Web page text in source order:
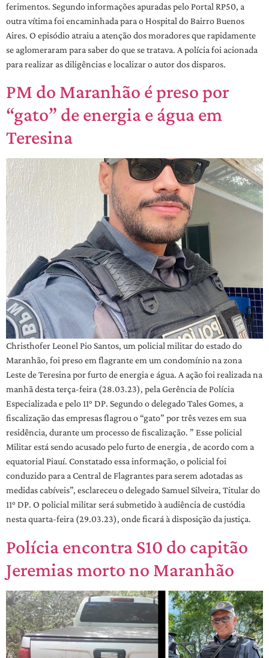
ferimentos. Segundo informações apuradas pelo Portal RP50, a
outra vítima foi encaminhada para o Hospital do Bairro Buenos
Aires. O episódio atraiu a atenção dos moradores que rapidamente
se aglomeraram para saber do que se tratava. A polícia foi acionada
para realizar as diligências e localizar o autor dos disparos.
PM do Maranhão é preso por
“gato” de energia e água em
Teresina
Christhofer Leonel Pio Santos, um policial militar do estado do
Maranhão, foi preso em flagrante em um condomínio na zona
Leste de Teresina por furto de energia e água. A ação foi realizada na
manhã desta terça-feira (28.03.23), pela Gerência de Polícia
Especializada e pelo 11° DP. Segundo o delegado Tales Gomes, a
fiscalização das empresas flagrou o “gato” por três vezes em sua
residência, durante um processo de fiscalização. ” Esse policial
Militar está sendo acusado pelo furto de energia , de acordo com a
equatorial Piauí. Constatado essa informação, o policial foi
conduzido para a Central de Flagrantes para serem adotadas as
medidas cabíveis”, esclareceu o delegado Samuel Silveira, Titular do
11° DP. O policial militar será submetido à audiência de custódia
nesta quarta-feira (29.03.23), onde ficará à disposição da justiça.
Polícia encontra S10 do capitão
Jeremias morto no Maranhão